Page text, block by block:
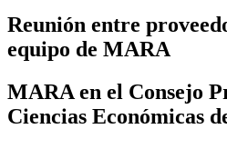
Reunión entre
equipo de MARA
MARA en el Consejo
Ciencias Económicas